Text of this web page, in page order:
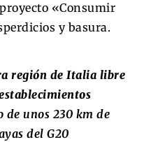
«Consumir
y basura.
región de Italia libre
de unos 230 km de
del G20